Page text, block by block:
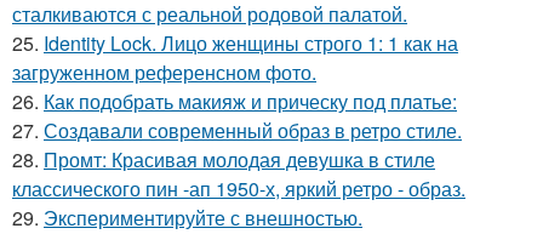
сталкиваются с реальной родовой палатой.
25. Identity Lock. Лицо женщины строго 1: 1 как на
загруженном референсном фото.
26. Как подобрать макияж и прическу под платье:
27. Создавали современный образ в ретро стиле.
28. Промт: Красивая молодая девушка в стиле
классического пин -ап 1950-х, яркий ретро - образ.
29. Экспериментируйте с внешностью.